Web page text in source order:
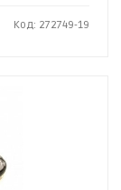
Код: 272749-19